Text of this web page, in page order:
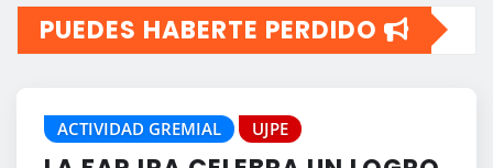
PUEDES HABERTE PERDIDO
ACTIVIDAD GREMIAL UJPE